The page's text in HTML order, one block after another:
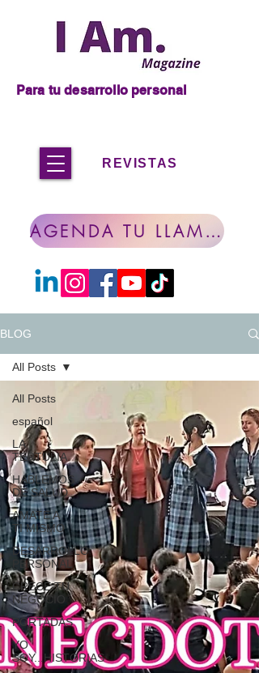
REVISTAS
Para tu desarrollo personal
AGENDA TU LLAMADA
BLOG
All Posts
español
LA
TERTULIA
HABLEMOS
DE SALUD
AMATE A
TI MISMO
DESARROLLO
PERSONAL
CRECE TU
NEGOCIO
PORTADAS
YO
SOY...HISTORIAS
All Posts